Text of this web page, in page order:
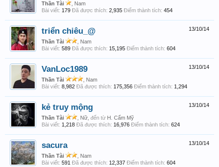
Thần Tài
, Nam
Bài viết: 179 Đã được thích: 2,935 Điểm thành tích: 454
13/10/14
triển chiêu_@
Thần Tài
, Nam
Bài viết: 589 Đã được thích: 15,195 Điểm thành tích: 604
13/10/14
VanLoc1989
Thần Tài
, Nam
Bài viết: 8,982 Đã được thích: 175,356 Điểm thành tích: 1,294
13/10/14
kẻ truy mộng
Thần Tài , Nữ, đến từ H. Cẩm Mỹ
Bài viết: 1,218 Đã được thích: 16,976 Điểm thành tích: 624
13/10/14
sacura
Thần Tài
, Nam
Bài viết: 591 Đã được thích: 12,337 Điểm thành tích: 604